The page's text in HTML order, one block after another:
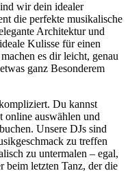
wir dein idealer
die perfekte musikalische
Architektur und
Kulisse für einen
machen es dir leicht, genau
ganz Besonderem
Du kannst
online auswählen und
Unsere DJs sind
zu treffen
zu untermalen – egal,
beim letzten Tanz, der die